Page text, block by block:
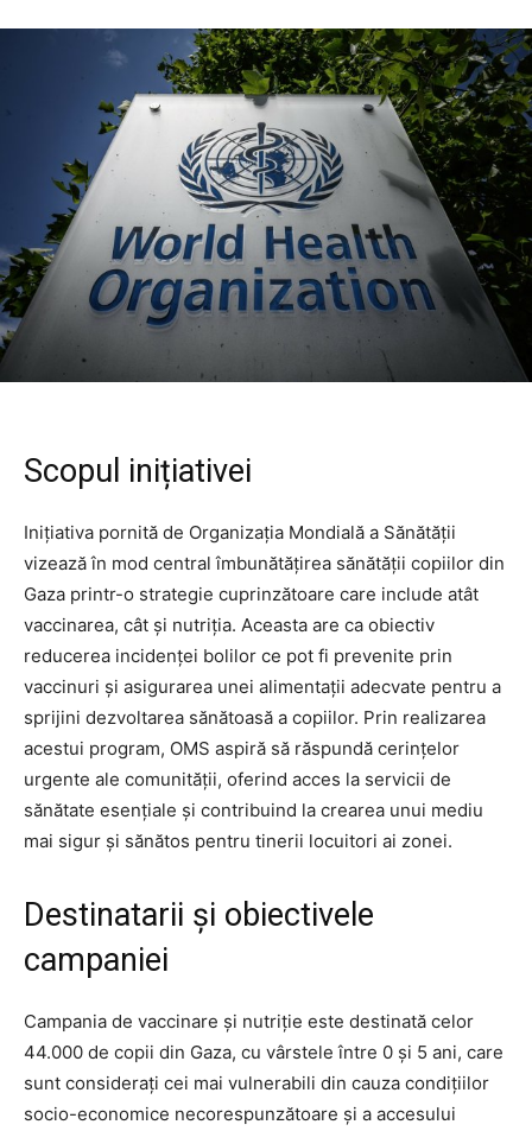
Scopul inițiativei
Inițiativa pornită de Organizația Mondială a Sănătății
vizează în mod central îmbunătățirea sănătății copiilor din
Gaza printr-o strategie cuprinzătoare care include atât
vaccinarea, cât și nutriția. Aceasta are ca obiectiv
reducerea incidenței bolilor ce pot fi prevenite prin
vaccinuri și asigurarea unei alimentații adecvate pentru a
sprijini dezvoltarea sănătoasă a copiilor. Prin realizarea
acestui program, OMS aspiră să răspundă cerințelor
urgente ale comunității, oferind acces la servicii de
sănătate esențiale și contribuind la crearea unui mediu
mai sigur și sănătos pentru tinerii locuitori ai zonei.
Destinatarii și obiectivele
campaniei
Campania de vaccinare și nutriție este destinată celor
44.000 de copii din Gaza, cu vârstele între 0 și 5 ani, care
sunt considerați cei mai vulnerabili din cauza condițiilor
socio-economice necorespunzătoare și a accesului